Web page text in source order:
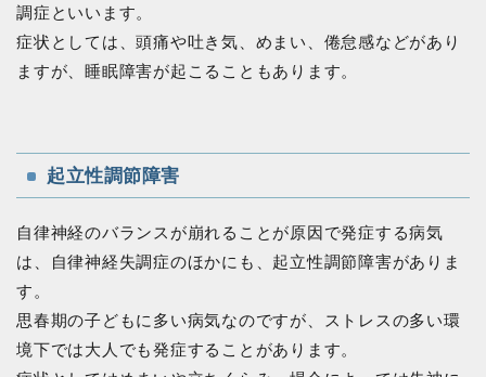
調症といいます。
症状としては、頭痛や吐き気、めまい、倦怠感などがあり
ますが、睡眠障害が起こることもあります。
起立性調節障害
自律神経のバランスが崩れることが原因で発症する病気
は、自律神経失調症のほかにも、起立性調節障害がありま
す。
思春期の子どもに多い病気なのですが、ストレスの多い環
境下では大人でも発症することがあります。